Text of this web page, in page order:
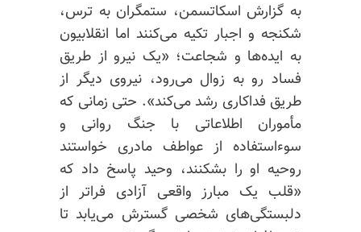
به گزارش اسکاتسمن، ستمگران به ترس،
شکنجه و اجبار تکیه می‌کنند اما انقلابیون
به ایده‌ها و شجاعت؛ «یک نیرو از طریق
فساد رو به زوال می‌رود، نیروی دیگر از
طریق فداکاری رشد می‌کند». حتی زمانی که
مأموران اطلاعاتی با جنگ روانی و
سوءاستفاده از عواطف مادری خواستند
روحیه او را بشکنند، وحید پاسخ داد که
«قلب یک مبارز واقعی آزادی فراتر از
دلبستگی‌های شخصی گسترش می‌یابد تا